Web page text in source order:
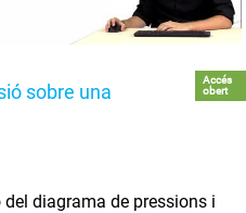
sobre una
Accés
obert
diagrama de pressions i